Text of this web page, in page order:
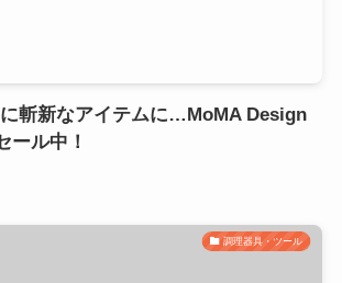
斬新なアイテムに…MoMA Design
ル中！
調理器具・ツール